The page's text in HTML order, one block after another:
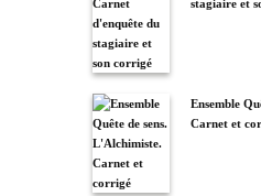
stagiaire et
Ensemble
Carnet et